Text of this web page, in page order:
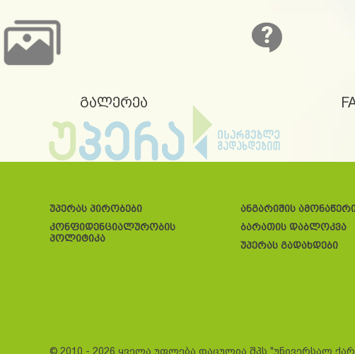
გალერეა
უპერას პირობები
კონფიდენციალურობის
პოლიტიკა
ანგარიშის
ბარათის დაბლოკვა
უპერას გადახდები
© 2010 - 2026 ყველა უფლება დაცულია შპს "უნივერსალ